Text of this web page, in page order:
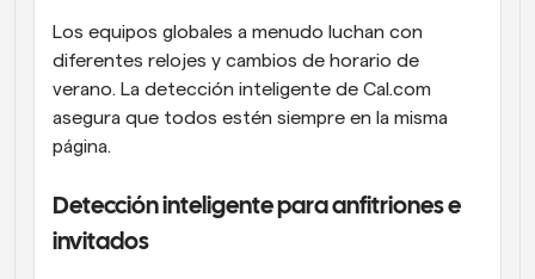
Los equipos globales a menudo luchan con
diferentes relojes y cambios de horario de
verano. La detección inteligente de Cal.com
asegura que todos estén siempre en la misma
página.
Detección inteligente para anfitriones e
invitados